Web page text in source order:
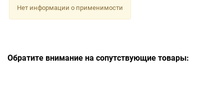
Нет информации о применимости
Обратите внимание на сопутствующие товары: